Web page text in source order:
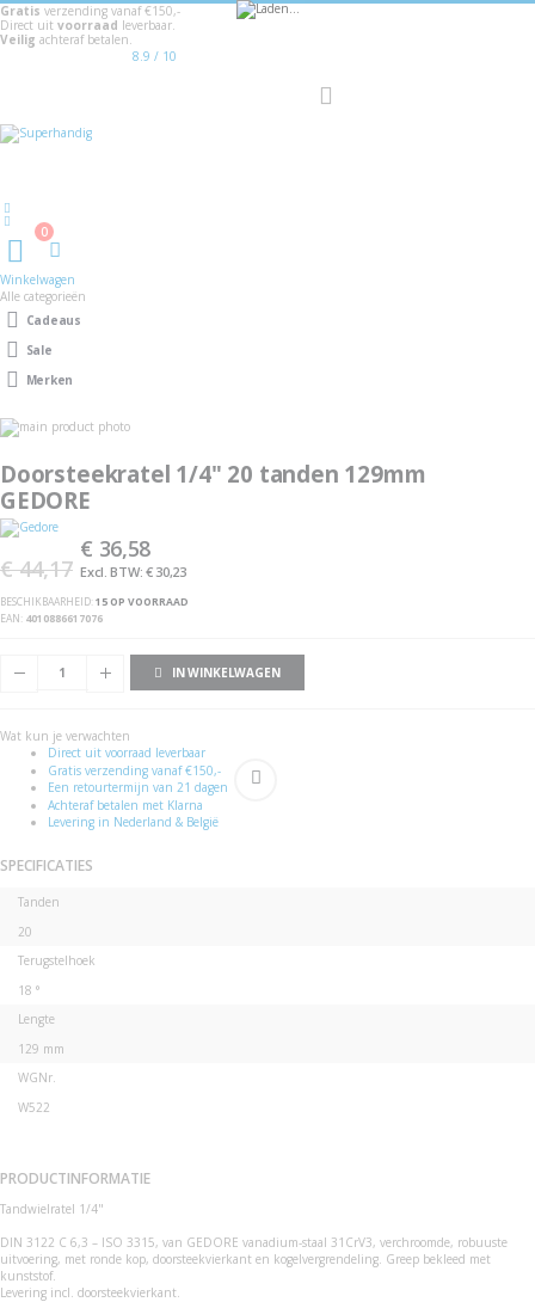
Gratis verzending vanaf €150,-
Direct uit voorraad leverbaar.
Veilig achteraf betalen.
8.9 / 10
Winkelwagen
0
Winkelwagen
Alle categorieën
Cadeaus
Sale
Merken
-17%
Ga
naar
einde
van
de
afbeeldingen-
gallerij
het
begin
van
de
gallerij
Doorsteekratel 1/4" 20 tanden 129mm
GEDORE
€ 44,17
€ 36,58
€ 30,23
BESCHIKBAARHEID:15 OP VOORRAAD
EAN 4010886617076
IN WINKELWAGEN
Wat kun je verwachten
Direct uit voorraad leverbaar
Gratis verzending vanaf €150,-
Een retourtermijn van 21 dagen
Achteraf betalen met Klarna
Levering in Nederland & België
PRODUCTINFORMATIE
Tandwielratel 1/4"
DIN 3122 C 6,3 – ISO 3315, van GEDORE vanadium-staal 31CrV3, verchroomde, robuuste
uitvoering, met ronde kop, doorsteekvierkant en kogelvergrendeling. Greep bekleed met
kunststof.
Levering incl. doorsteekvierkant.
SPECIFICATIES
Specificaties
Tanden
20
Terugstelhoek
18 °
Lengte
129 mm
WGNr.
W522